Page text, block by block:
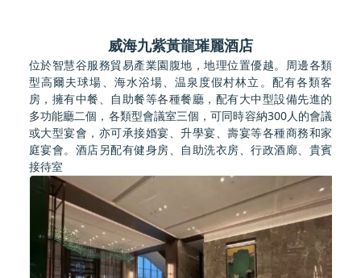
威海九紫黃龍璀麗酒店
位於智慧谷服務貿易產業園腹地，地理位置優越。周邊各類
型高爾夫球場、海水浴場、温泉度假村林立。配有各類客
房，擁有中餐、自助餐等各種餐廳，配有大中型設備先進的
多功能廳二個，各類型會議室三個，可同時容納300人的會議
或大型宴會，亦可承接婚宴、升學宴、壽宴等各種商務和家
庭宴會。酒店另配有健身房、自助洗衣房、行政酒廊、貴賓
接待室